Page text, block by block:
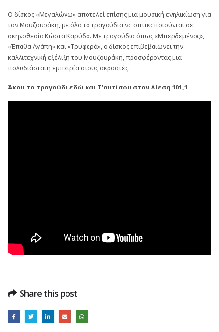
Ο δίσκος «Μεγαλώνω» αποτελεί επίσης μια μουσική ενηλικίωση για
τον Μουζουράκη, με όλα τα τραγούδια να οπτικοποιούνται σε
σκηνοθεσία Κώστα Καρύδα. Με τραγούδια όπως «Μπερδεμένος»,
«Έπαθα Αγάπη» και «Τρυφερά», ο δίσκος επιβεβαιώνει την
καλλιτεχνική εξέλιξη του Μουζουράκη, προσφέροντας μια
πολυδιάστατη εμπειρία στους ακροατές.
Άκου το τραγούδι εδώ και Τ’αυτίσου στον Δίεση 101,1
Share this post